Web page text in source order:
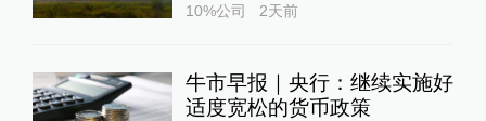
10%公司 2天前
牛市早报｜央行：继续实施好
适度宽松的货币政策